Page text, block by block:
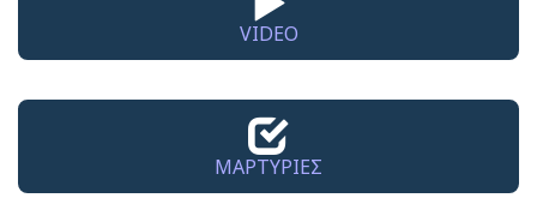
VIDEO
ΜΑΡΤΥΡΙΕΣ